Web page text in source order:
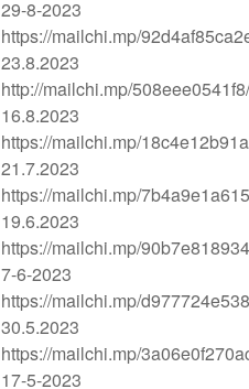
29-8-2023
https://mailchi.mp/
23.8.2023
http://mailchi.mp/508eee0541f8/
16.8.2023
https://mailchi.mp/
21.7.2023
https://mailchi.mp/
19.6.2023
https://mailchi.mp/
7-6-2023
https://mailchi.mp/
30.5.2023
https://mailchi.mp/
17-5-2023